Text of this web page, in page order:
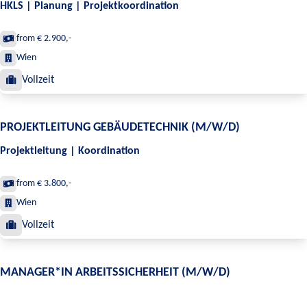
HKLS | Planung | Projektkoordination
from € 2.900,-
Wien
Vollzeit
PROJEKTLEITUNG GEBÄUDETECHNIK (M/W/D)
Projektleitung | Koordination
from € 3.800,-
Wien
Vollzeit
MANAGER*IN ARBEITSSICHERHEIT (M/W/D)